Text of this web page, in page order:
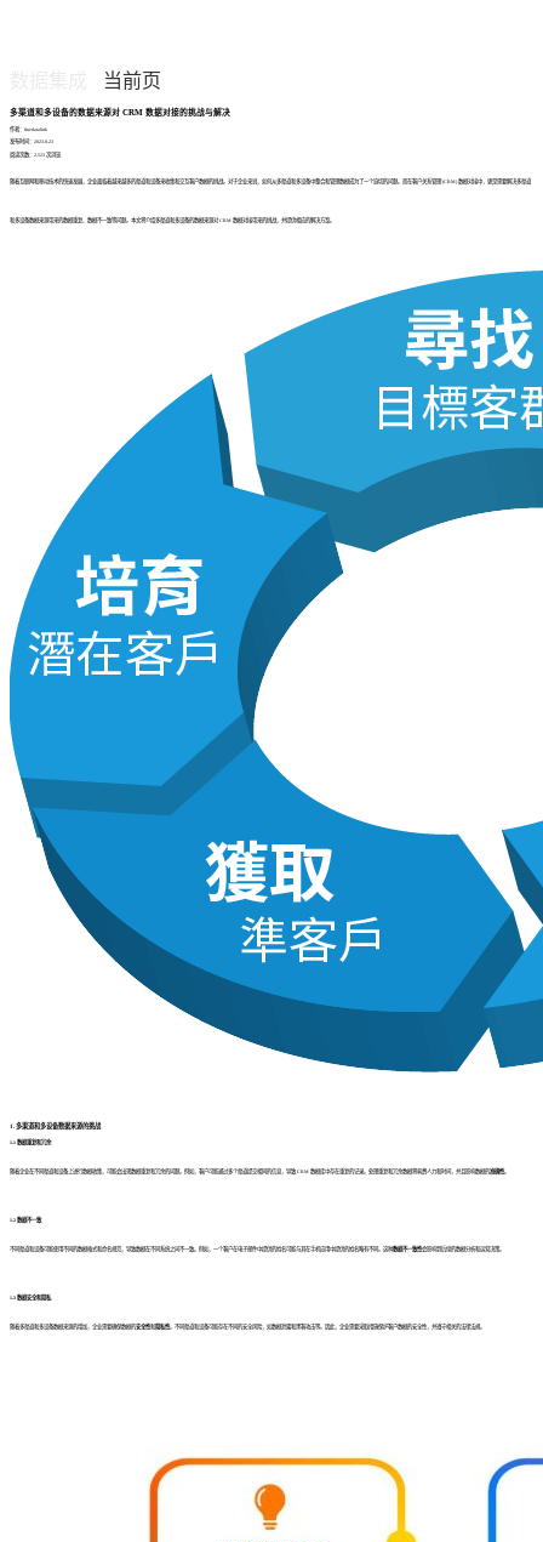
当前页
多渠道和多设备的数据来源对 CRM 数据对接的挑战与解决
作者：finedatalink
发布时间：2023.8.23
阅读次数：2,523 次浏览
随着互联网和移动技术的快速发展，企业面临着越来越多的渠道和设备来收集和交互客户数据的挑战。对于企业来说，如何从多渠道和多设备中整合和管理数据成为了一个迫切的问题。而在客户关系管理 (CRM) 数据对接中，更是需要解决多渠道
和多设备数据来源带来的数据重复、数据不一致等问题。本文将介绍多渠道和多设备的数据来源对 CRM 数据对接带来的挑战，并提供相应的解决方案。
1. 多渠道和多设备数据来源的挑战
1.1 数据重复和冗余
随着企业在不同渠道和设备上进行数据收集，可能会出现数据重复和冗余的问题。例如，客户可能通过多个渠道提交相同的信息，导致 CRM 数据库中存在重复的记录。处理重复和冗余数据将耗费人力和时间，并且影响数据的 准确性
1.2 数据不一致
不同渠道和设备可能使用不同的数据格式和命名规范，导致数据在不同系统之间不一致。例如，一个客户在电子邮件中提供的姓名可能与其在手机应用中提供的姓名略有不同。这种 数据不一致性会影响到后续的数据分析和运营决策。
1.3 数据安全和隐私
随着多渠道和多设备数据来源的增加，企业需要确保数据的 安全性 和 隐私性 。不同渠道和设备可能存在不同的安全风险，如数据泄露和黑客攻击等。因此，企业需要采取措施保护客户数据的安全性，并遵守相关的法律法规。